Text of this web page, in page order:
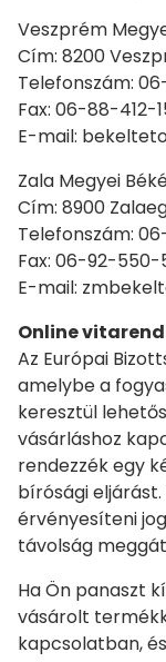
Veszprém
Cím: 8200
Telefonszám:
Fax: 06-88-412-
E-mail:
Zala Megyei
Cím: 8900
Telefonszám:
Fax: 06-92-550-
E-mail:
Online
Az Európai
amelybe a
keresztül
vásárláshoz
rendezzék egy
bírósági
érvényesíteni
távolság
Ha Ön panaszt
vásárolt
kapcsolatban,